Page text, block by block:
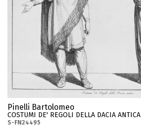
Pinelli Bartolomeo
COSTUMI DE' REGOLI DELLA DACIA ANTICA
S-FN24495